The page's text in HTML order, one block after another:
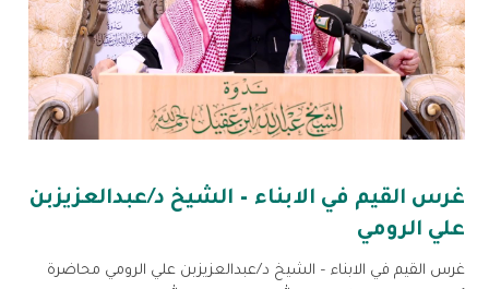
غرس القيم في الابناء – الشيخ د/عبدالعزيزبن
علي الرومي
غرس القيم في الابناء – الشيخ د/عبدالعزيزبن علي الرومي محاضرة